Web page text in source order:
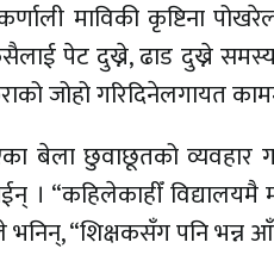
माविकी कृष्टिना
पेट दुख्ने, ढाड दुख्ने
जोहो गरिदिनेलगायत
बेला छुवाछूतको व्यवहार
। “कहिलेकाहीँ विद्यालयमै
भनिन्, “शिक्षकसँग पनि भन्न